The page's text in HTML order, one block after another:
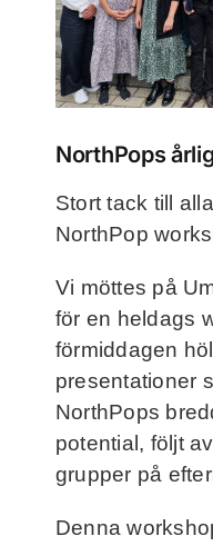
NorthPops
Stort tack till
NorthPop
Vi möttes på
för en heldags
förmiddagen
presentationer
NorthPops
potential, följt
grupper på
Denna